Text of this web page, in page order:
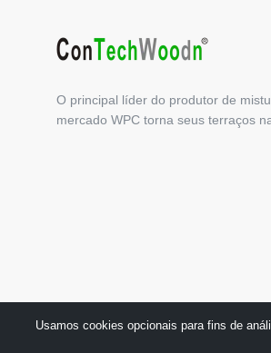
O principal líder do produtor de
mercado WPC torna seus terraços
Usamos cookies opcionais para fins de